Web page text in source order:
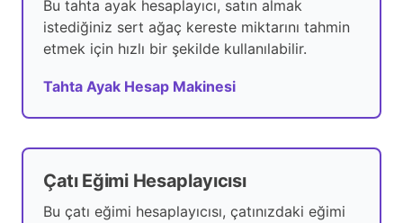
Bu tahta ayak hesaplayıcı, satın almak
istediğiniz sert ağaç kereste miktarını tahmin
etmek için hızlı bir şekilde kullanılabilir.
Tahta Ayak Hesap Makinesi
Çatı Eğimi Hesaplayıcısı
Bu çatı eğimi hesaplayıcısı, çatınızdaki eğimi